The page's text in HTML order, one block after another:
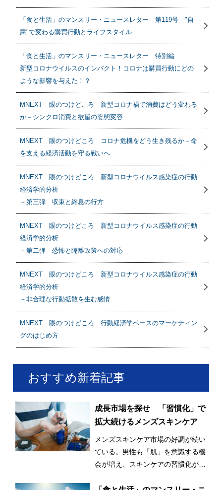
「食と生活」のマンスリー・ニュースレター 第119号 "自
粛"で変わる購買行動とライフスタイル
「食と生活」のマンスリー・ニュースレター 特別編
新型コロナウイルスのインパクト！コロナは購買行動にどの
ような影響を与えた！？
MNEXT 眼のつけどころ 新型コロナ禍で消費はどう変わる
か－シンクロ消費と欲望の姿態変容
MNEXT 眼のつけどころ コロナ危機をどう生き残るか－命
を支える経済活動を守る戦いへ
MNEXT 眼のつけどころ 新型コロナウイルス感染症の行動
経済学的分析
－第三弾 収束と終息の行方
MNEXT 眼のつけどころ 新型コロナウイルス感染症の行動
経済学的分析
－第二弾 恐怖と隔離政策への対応
MNEXT 眼のつけどころ 新型コロナウイルス感染症の行動
経済学的分析
－非合理な行動拡散を生む感情
MNEXT 眼のつけどころ 行動経済学ベースのマーケティン
グのはじめ方
おすすめ新着記事
成長市場を探せ 「習慣化」で
拡大続けるメンズスキンケア
メンズスキンケア市場の好調が続い
ている。男性も「肌」を意識する機
会が増え、スキンケアの習慣化が始